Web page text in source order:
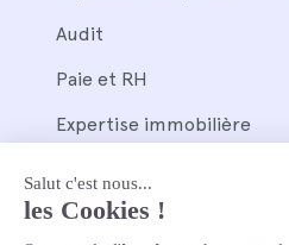
Audit
Paie et RH
Expertise immobilière
Nos outils